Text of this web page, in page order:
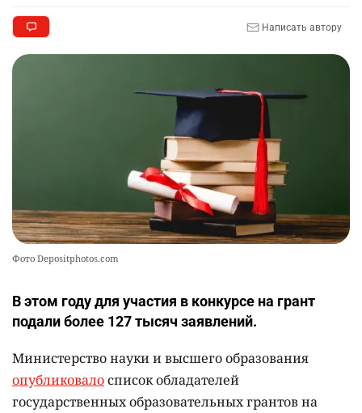
Написать автору
Фото Depositphotos.com
В этом году для участия в конкурсе на грант
подали более 127 тысяч заявлений.
Министерство науки и высшего образования
опубликовалосписок обладателей
государственных образовательных грантов на